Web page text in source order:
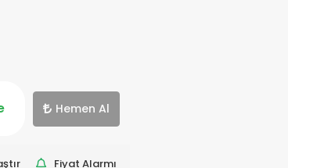
Hemen Al
Fiyat Alarmı